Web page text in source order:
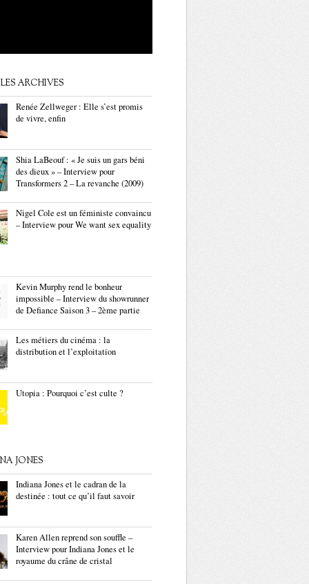
ARCHIVES
Renée Zellweger : Elle s’est promis
de vivre, enfin
Shia LaBeouf : « Je suis un gars béni
des dieux » – Interview pour
Transformers 2 – La revanche (2009)
Nigel Cole est un féministe convaincu
– Interview pour We want sex equality
Kevin Murphy rend le bonheur
impossible – Interview du showrunner
de Defiance Saison 3 – 2ème partie
Les métiers du cinéma : la
distribution et l’exploitation
Utopia : Pourquoi c’est culte ?
JONES
Indiana Jones et le cadran de la
destinée : tout ce qu’il faut savoir
Karen Allen reprend son souffle –
Interview pour Indiana Jones et le
royaume du crâne de cristal